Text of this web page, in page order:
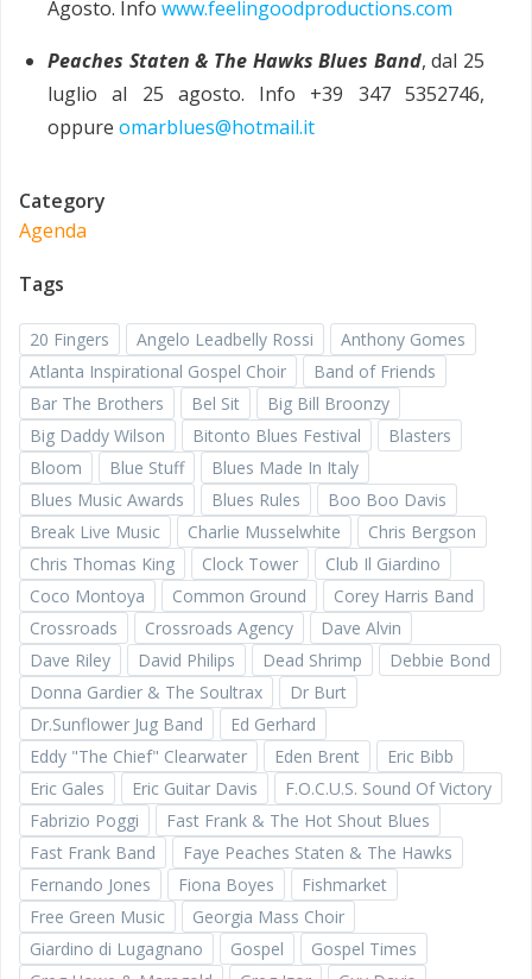
Agosto. Info www.feelingoodproductions.com
Peaches Staten & The Hawks Blues Band, dal 25
luglio al 25 agosto. Info +39 347 5352746,
oppure omarblues@hotmail.it
Category
Agenda
Tags
20 Fingers Angelo Leadbelly Rossi
Anthony Gomes
Atlanta Inspirational Gospel Choir
Band of Friends
Bar The Brothers
Bel Sit
Big Bill Broonzy
Big Daddy Wilson
Bitonto Blues Festival
Blasters
Bloom
Blue Stuff
Blues Made In Italy
Blues Music Awards
Blues Rules
Boo Boo Davis
Break Live Music
Charlie Musselwhite
Chris Bergson
Chris Thomas King
Clock Tower
Club Il Giardino
Coco Montoya
Common Ground
Corey Harris Band
Crossroads
Crossroads Agency
Dave Alvin
Dave Riley
David Philips Dead Shrimp
Debbie Bond
Donna Gardier & The Soultrax
Dr Burt
Dr.Sunflower Jug Band
Ed Gerhard
Eddy "The Chief" Clearwater
Eden Brent
Eric Bibb
Eric Gales
Eric Guitar Davis
F.O.C.U.S. Sound Of Victory
Fabrizio Poggi
Fast Frank & The Hot Shout Blues
Fast Frank Band
Faye Peaches Staten & The Hawks
Fernando Jones
Fiona Boyes
Fishmarket
Free Green Music
Georgia Mass Choir
Giardino di Lugagnano
Gospel
Gospel Times